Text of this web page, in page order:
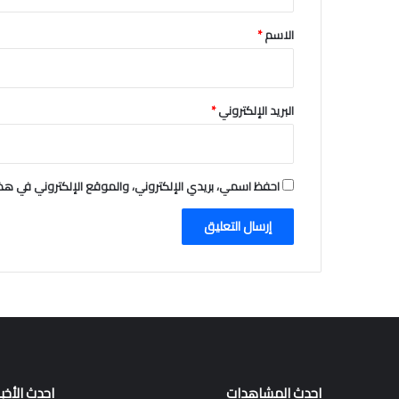
*
الاسم*
البريد الإلكتروني*
احفظ اسمي، بريدي الإلكتروني، والموقع الإلكتروني في
احدث المشاهدات احدث